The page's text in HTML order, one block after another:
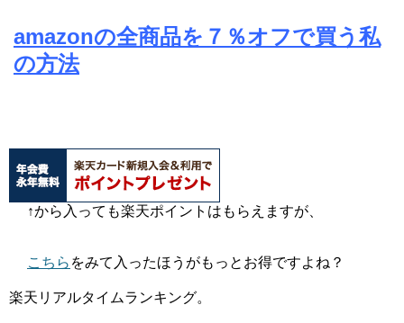
amazonの全商品を７％オフで買う私
の方法
↑から入っても楽天ポイントはもらえますが、
こちら をみて入ったほうがもっとお得ですよね？
楽天リアルタイムランキング。